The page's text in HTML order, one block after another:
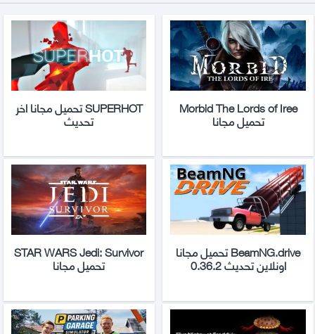
Morbid The Lords of Iree
تحميل مجانا
SUPERHOT تحميل مجانا اخر
تحديث
BeamNG.drive تحميل مجانا
اونلاين تحديث 0.36.2
STAR WARS Jedi: Survivor
تحميل مجانا